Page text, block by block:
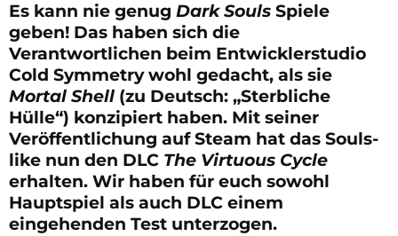
Es kann nie genug Dark Souls Spiele
geben! Das haben sich die
Verantwortlichen beim Entwicklerstudio
Cold Symmetry wohl gedacht, als sie
Mortal Shell (zu Deutsch: „Sterbliche
Hülle“) konzipiert haben. Mit seiner
Veröffentlichung auf Steam hat das Souls-
like nun den DLC The Virtuous Cycle
erhalten. Wir haben für euch sowohl
Hauptspiel als auch DLC einem
eingehenden Test unterzogen.